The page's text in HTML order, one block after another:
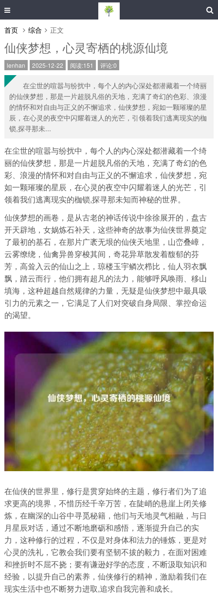
首页 综合 正文
仙侠梦想，心灵寄栖的桃源仙境
lenhan 2025-12-22 阅读:151 评论:0
在尘世的喧嚣与纷扰中，每个人的内心深处都潜藏着一个绮丽
的仙侠梦想，那是一片超脱凡俗的天地，充满了奇幻的色彩、浪漫
的情怀和对自由与正义的不懈追求，仙侠梦想，宛如一颗璀璨的星
辰，在心灵的夜空中闪耀着迷人的光芒，引领着我们逃离现实的枷
锁,探寻那未...
在尘世的喧嚣与纷扰中，每个人的内心深处都潜藏着一个绮
丽的仙侠梦想，那是一片超脱凡俗的天地，充满了奇幻的色
彩、浪漫的情怀和对自由与正义的不懈追求，仙侠梦想，宛
如一颗璀璨的星辰，在心灵的夜空中闪耀着迷人的光芒，引
领着我们逃离现实的枷锁,探寻那未知而神秘的世界。
仙侠梦想的画卷，是从古老的神话传说中徐徐展开的，盘古
开天辟地，女娲炼石补天，这些神奇的故事为仙侠世界奠定
了最初的基石，在那片广袤无垠的仙侠天地里，山峦叠嶂，
云雾缭绕，仙禽异兽穿梭其间，奇花异草散发着馥郁的芬
芳，高耸入云的仙山之上，琼楼玉宇鳞次栉比，仙人羽衣飘
飘，踏云而行，他们拥有超凡的法力，能够呼风唤雨、移山
填海，这种超越自然规律的力量，无疑是仙侠梦想中最具吸
引力的元素之一，它满足了人们对突破自身局限、掌控命运
的渴望。
在仙侠的世界里，修行是贯穿始终的主题，修行者们为了追
求更高的境界，不惜历经千辛万苦，在陡峭的悬崖上闭关修
炼，在幽深的山谷中寻觅秘籍，他们与天地灵气相融，与日
月星辰对话，通过不断地磨砺和感悟，逐渐提升自己的实
力，这种修行的过程，不仅是对身体和法力的锤炼，更是对
心灵的洗礼，它教会我们要有坚韧不拔的毅力，在面对困难
和挫折时不屈不挠；要有谦逊好学的态度，不断汲取知识和
经验，以提升自己的素养，仙侠修行的精神，激励着我们在
现实生活中也不断努力进取,追求自我完善和成长。